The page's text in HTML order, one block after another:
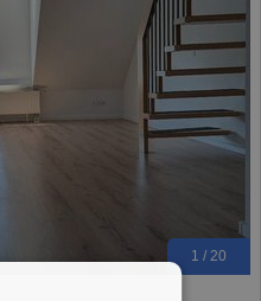
1 / 20